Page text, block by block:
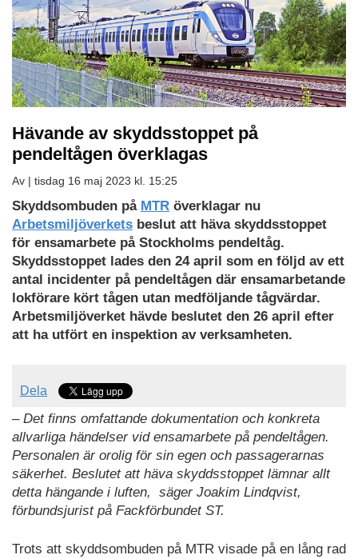
Hävande av skyddsstoppet på
pendeltågen överklagas
Av | tisdag 16 maj 2023 kl. 15:25
Skyddsombuden på MTR överklagar nu
Arbetsmiljöverkets beslut att häva skyddsstoppet
för ensamarbete på Stockholms pendeltåg.
Skyddsstoppet lades den 24 april som en följd av ett
antal incidenter på pendeltågen där ensamarbetande
lokförare kört tågen utan medföljande tågvärdar.
Arbetsmiljöverket hävde beslutet den 26 april efter
att ha utfört en inspektion av verksamheten.
Dela
– Det finns omfattande dokumentation och konkreta
allvarliga händelser vid ensamarbete på pendeltågen.
Personalen är orolig för sin egen och passagerarnas
säkerhet. Beslutet att häva skyddsstoppet lämnar allt
detta hängande i luften, säger Joakim Lindqvist,
förbundsjurist på Fackförbundet ST.
Trots att skyddsombuden på MTR visade på en lång rad